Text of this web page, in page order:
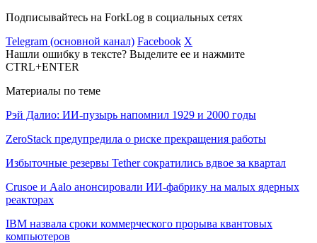
Подписывайтесь на ForkLog в социальных сетях
Telegram (основной канал) Facebook X
Нашли ошибку в тексте? Выделите ее и нажмите
CTRL+ENTER
Материалы по теме
Рэй Далио: ИИ-пузырь напомнил 1929 и 2000 годы
ZeroStack предупредила о риске прекращения работы
Избыточные резервы Tether сократились вдвое за квартал
Crusoe и Aalo анонсировали ИИ-фабрику на малых ядерных
реакторах
IBM назвала сроки коммерческого прорыва квантовых
компьютеров